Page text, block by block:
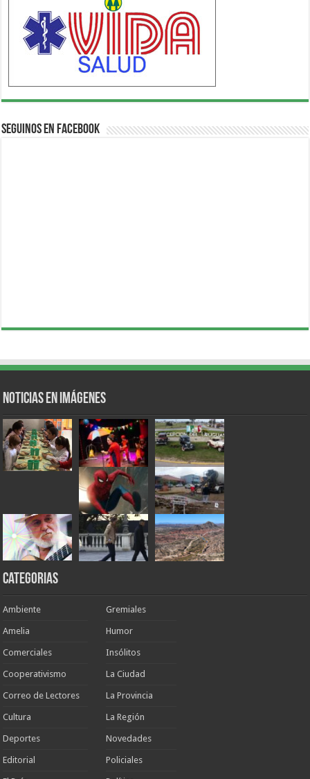
Seguinos en Facebook
Noticias en Imágenes
Categorias
Ambiente
Amelia
Comerciales
Cooperativismo
Correo de Lectores
Cultura
Deportes
Editorial
Gremiales
Humor
Insólitos
La Ciudad
La Provincia
La Región
Novedades
Policiales